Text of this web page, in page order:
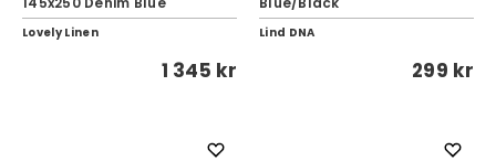
Lovely Linen
1 345 kr
Lind DNA
299 kr